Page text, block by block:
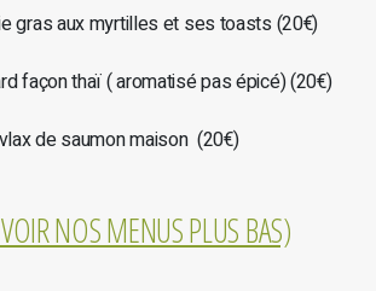
gras aux myrtilles et ses toasts (20€)
façon thaï ( aromatisé pas épicé) (20€)
de saumon maison (20€)
NOS MENUS PLUS BAS)